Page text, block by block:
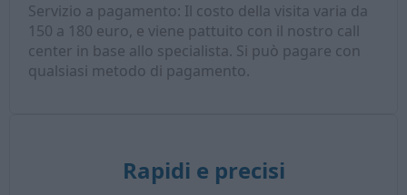
Servizio a pagamento: Il costo della visita varia da
150 a 180 euro, e viene pattuito con il nostro call
center in base allo specialista. Si può pagare con
qualsiasi metodo di pagamento.
Rapidi e precisi